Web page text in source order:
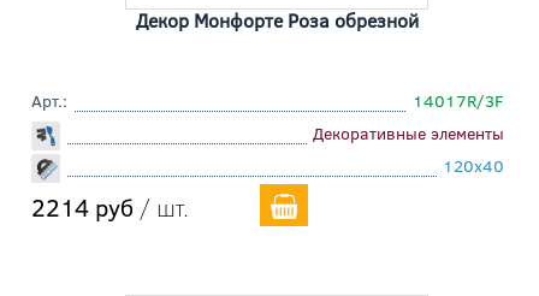
Декор Монфорте Роза обрезной
Арт.:
14017R/3F
Декоративные элементы
120x40
2214 руб / шт.